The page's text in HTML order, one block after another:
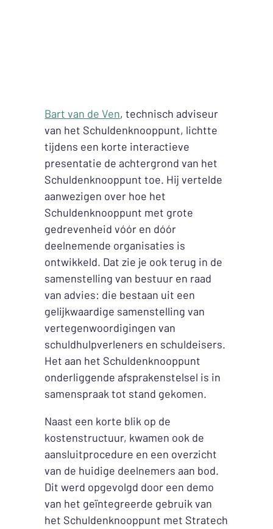
Bart van de Ven, technisch adviseur
van het Schuldenknooppunt, lichtte
tijdens een korte interactieve
presentatie de achtergrond van het
Schuldenknooppunt toe. Hij vertelde
aanwezigen over hoe het
Schuldenknooppunt met grote
gedrevenheid vóór en dóór
deelnemende organisaties is
ontwikkeld. Dat zie je ook terug in de
samenstelling van bestuur en raad
van advies: die bestaan uit een
gelijkwaardige samenstelling van
vertegenwoordigingen van
schuldhulpverleners en schuldeisers.
Het aan het Schuldenknooppunt
onderliggende afsprakenstelsel is in
samenspraak tot stand gekomen.
Naast een korte blik op de
kostenstructuur, kwamen ook de
aansluitprocedure en een overzicht
van de huidige deelnemers aan bod.
Dit werd opgevolgd door een demo
van het geïntegreerde gebruik van
het Schuldenknooppunt met Stratech